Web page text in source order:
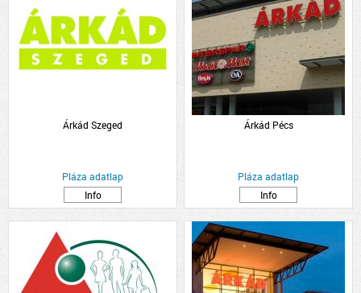
Árkád Szeged
Pláza adatlap
Info
Árkád Pécs
Pláza adatlap
Info